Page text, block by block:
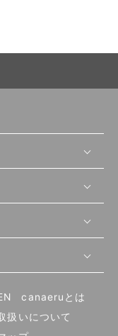
canaeruとは
扱いについて